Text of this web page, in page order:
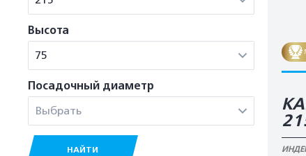
Высота
75
Посадочный диаметр
Выбрать
НАЙТИ